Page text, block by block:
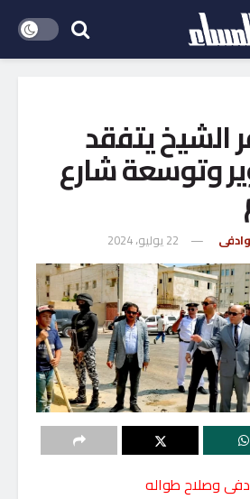
يتفقد
وتوسعة شارع
22 يوليو، 2024
وصلاح طواله